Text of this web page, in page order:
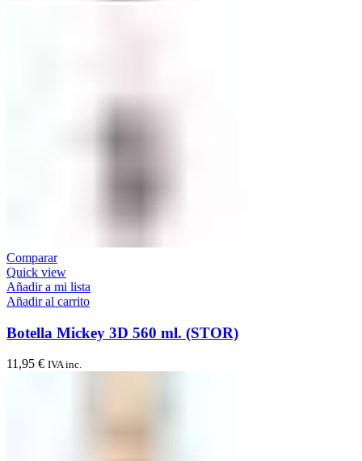
Comparar
Quick view
Añadir a mi lista
Añadir al carrito
Botella Mickey 3D 560 ml. (STOR)
11,95 € IVA inc.